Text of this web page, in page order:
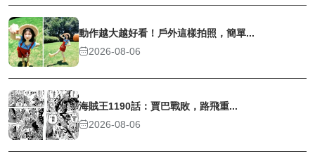
動作越大越好看！戶外這樣拍照，簡單...
2026-08-06
海賊王1190話：賈巴戰敗，路飛重...
2026-08-06